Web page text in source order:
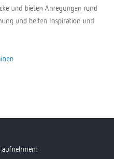
und bieten Anregungen rund
und beiten Inspiration und